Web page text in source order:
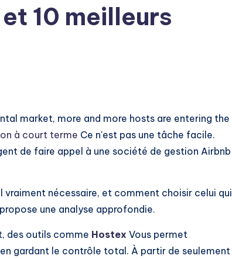
10 meilleurs
market, more and more hosts are entering the
à court terme Ce n'est pas une tâche facile.
de faire appel à une société de gestion Airbnb
nécessaire, et comment choisir celui qui
une analyse approfondie.
des outils comme Hostex Vous permet
gardant le contrôle total. À partir de seulement